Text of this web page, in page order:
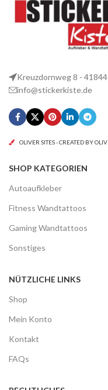
Kreuzdornweg 8 -
info@stickerkiste.de
OLIVER SITES - CREATED BY
SHOP KATEGORIEN
Autoaufkleber
Fitness Wandtattoos
Gaming Wandtattoos
Sonstiges
NÜTZLICHE LINKS
Shop
Mein Konto
Kontakt
FAQs